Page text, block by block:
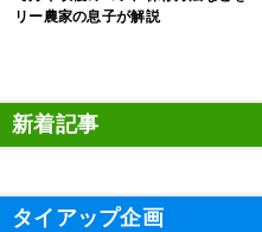
リー農家の息子が解説
新着記事
タイアップ企画